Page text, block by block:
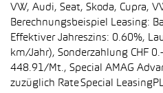
VW, Audi, Seat, Skoda, Cupra,
Berechnungsbeispiel Leasing:
Effektiver Jahreszins: 0.60%,
km/Jahr), Sonderzahlung CHF
448.91/Mt., Special AMAG
zuzüglich Rate Special